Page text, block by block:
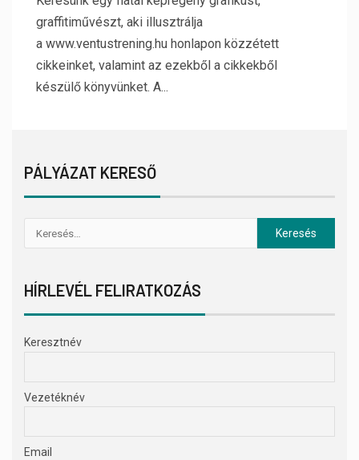
graffitiművészt, aki illusztrálja
a www.ventustrening.hu honlapon közzétett
cikkeinket, valamint az ezekből a cikkekből
készülő könyvünket. A...
PÁLYÁZAT KERESŐ
HÍRLEVÉL FELIRATKOZÁS
Keresztnév
Vezetéknév
Email